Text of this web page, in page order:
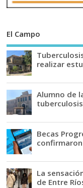
El Campo
realizar
Alumno de
Becas
La
de Entre